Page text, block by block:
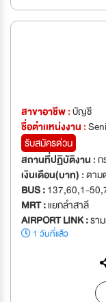
สาขาอาชีพ :บัญชี
ชื่อตำเเหน่งงาน :
รับสมัครด่วน
สถานที่ปฏิบัติงาน :ก
เงินเดือน(บาท) :ตาม
BUS :137,60,1-
MRT :แยกลำสาลี
AIRPORT LINK :รา
1 วันที่แล้ว